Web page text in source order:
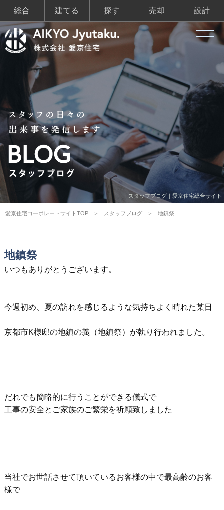
総合 建てる 探す 売却 設計
スタッフブログ｜愛京住宅総合サイト
愛京住宅コーポレートサイトTOP スタッフブログ 地鎮祭
地鎮祭
いつもありがとうございます。
今週初め、夏の訪れを感じるような気持ちよく晴れた某日
京都市K様邸の地鎮の義（地鎮祭）が執り行われました。
だれでも簡略的に行うことができる儀式で
工事の安全とご家族のご繁栄を祈願致しました
当社でお世話させて頂いているお客様の中で最高齢のお客
様で